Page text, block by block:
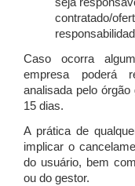
seja
contratado/
Caso ocorra
empresa poderá
analisada pelo
15 dias.
A prática de
implicar o
do usuário, bem
ou do gestor.